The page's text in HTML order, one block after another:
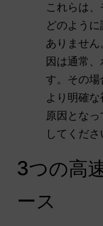
これらは
どのよう
ありませ
因は通常
す。その
より明確
原因とな
してくださ
3つの高
ース